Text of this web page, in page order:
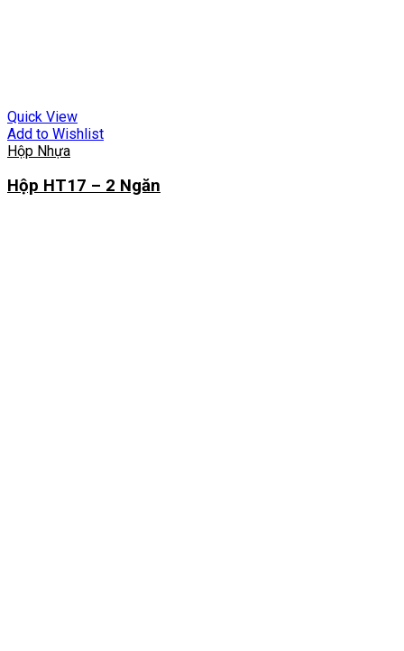
Quick View
Add to Wishlist
Hộp Nhựa
Hộp HT17 – 2 Ngăn